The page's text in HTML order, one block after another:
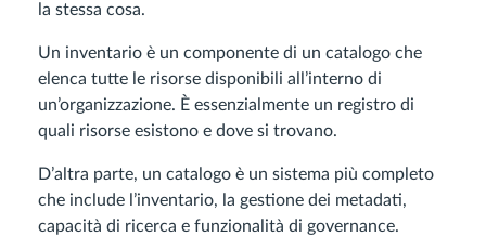
la stessa cosa.
Un inventario è un componente di un catalogo che
elenca tutte le risorse disponibili all’interno di
un’organizzazione. È essenzialmente un registro di
quali risorse esistono e dove si trovano.
D’altra parte, un catalogo è un sistema più completo
che include l’inventario, la gestione dei metadati,
capacità di ricerca e funzionalità di governance.